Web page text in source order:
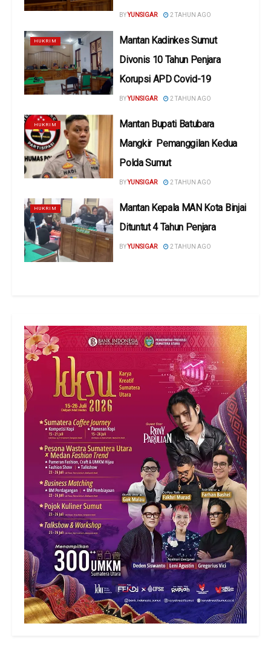
BYYUNSIGAR 2 TAHUN AGO
HUKRIM
Mantan Kadinkes Sumut
Divonis 10 Tahun Penjara
Korupsi APD Covid-19
BYYUNSIGAR 2 TAHUN AGO
HUKRIM
Mantan Bupati Batubara
Mangkir Pemanggilan Kedua
Polda Sumut
BYYUNSIGAR 2 TAHUN AGO
HUKRIM
Mantan Kepala MAN Kota Binjai
Dituntut 4 Tahun Penjara
BYYUNSIGAR 2 TAHUN AGO